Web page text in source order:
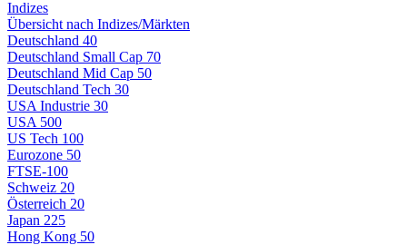
Indizes
Übersicht nach Indizes/Märkten
Deutschland 40
Deutschland Small Cap 70
Deutschland Mid Cap 50
Deutschland Tech 30
USA Industrie 30
USA 500
US Tech 100
Eurozone 50
FTSE-100
Schweiz 20
Österreich 20
Japan 225
Hong Kong 50